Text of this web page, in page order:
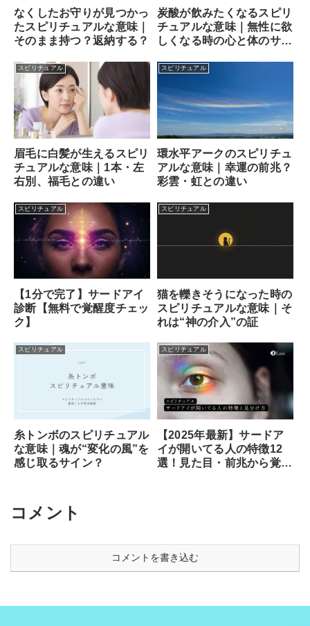
なくしたお守りが見つかっ
たスピリチュアルな意味｜
そのまま持つ？返納する？
炭酸が飲みたくなるスピリ
チュアルな意味｜無性に欲
しくなる時の心と体のサイ
スピリチュアル
眉毛に白髪が生えるスピリ
チュアルな意味｜1本・左
右別、福毛との違い
スピリチュアル
環水平アークのスピリチュ
アルな意味｜幸運の前兆？
彩雲・虹との違い
スピリチュアル
【1分で完了】サードアイ
診断【無料で覚醒度チェッ
ク】
スピリチュアル
猫を轢きそうになった時の
スピリチュアルな意味｜そ
れは“神の介入”の証
スピリチュアル
糸トンボのスピリチュアル
な意味｜魂が“変化の風”を
感じ取るサイン？
スピリチュアル
【2025年最新】サードア
イが開いてる人の特徴12
選！見た目・前兆から覚醒
コメント
コメントを書き込む